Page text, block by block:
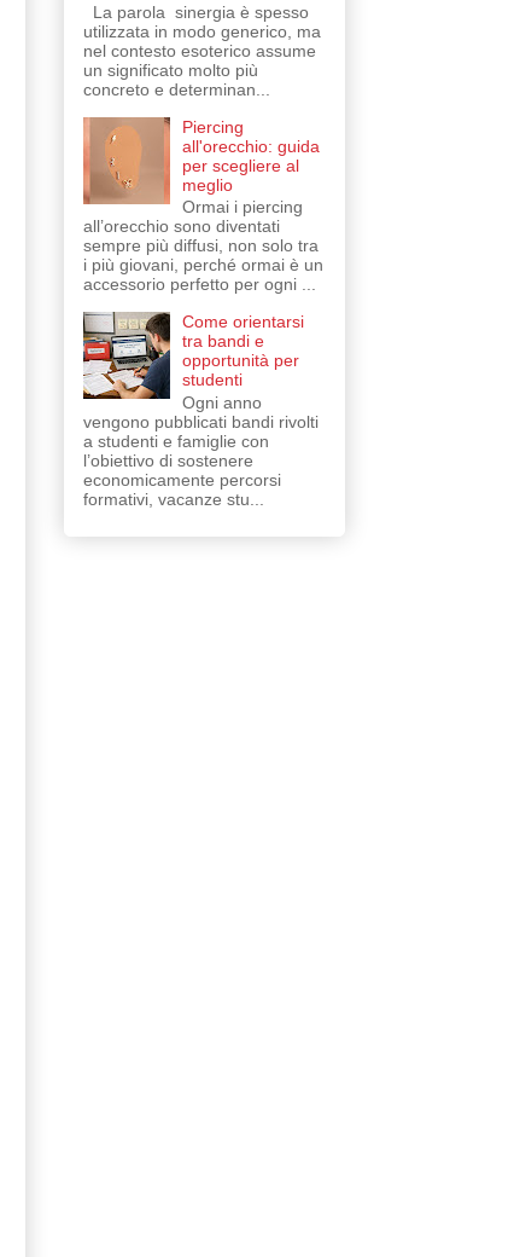
La parola sinergia è spesso
utilizzata in modo generico, ma
nel contesto esoterico assume
un significato molto più
concreto e determinan...
Piercing
all'orecchio: guida
per scegliere al
meglio
Ormai i piercing
all’orecchio sono diventati
sempre più diffusi, non solo tra
i più giovani, perché ormai è un
accessorio perfetto per ogni ...
Come orientarsi
tra bandi e
opportunità per
studenti
Ogni anno
vengono pubblicati bandi rivolti
a studenti e famiglie con
l’obiettivo di sostenere
economicamente percorsi
formativi, vacanze stu...